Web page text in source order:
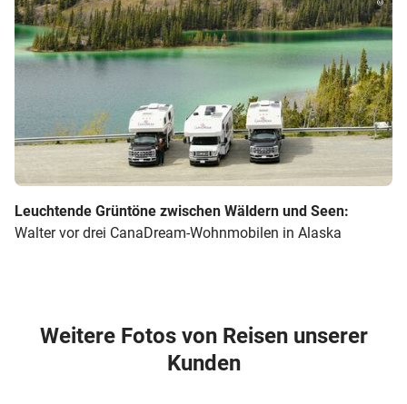
Leuchtende Grüntöne zwischen Wäldern und Seen:
Walter vor drei CanaDream-Wohnmobilen in Alaska
Weitere Fotos von Reisen unserer
Kunden